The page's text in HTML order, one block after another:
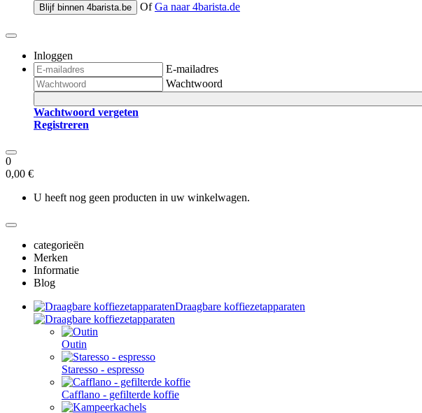
Blijf binnen 4barista.be Of Ga naar4barista.de
Inloggen
E-mailadres
Wachtwoord
Wachtwoord vergeten
Registreren
0
0,00 €
U heeft nog geen producten in uw winkelwagen.
categorieën
Merken
Informatie
Blog
Draagbare koffiezetapparaten
Outin
Staresso - espresso
Cafflano - gefilterde koffie